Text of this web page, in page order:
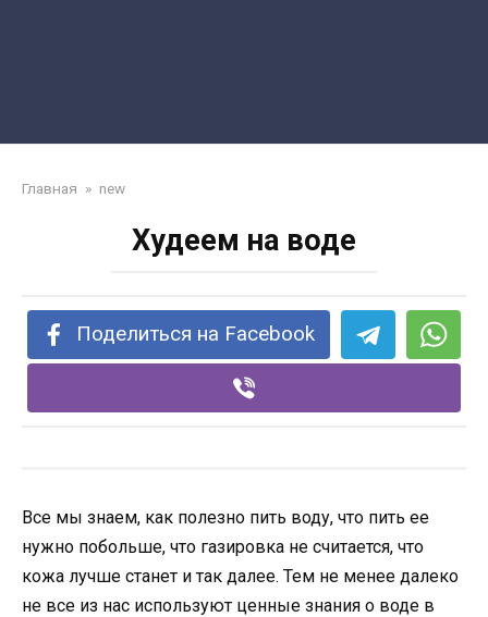
Главная » new
Худеем на воде
Поделиться на Facebook
Все мы знаем, как полезно пить воду, что пить ее
нужно побольше, что газировка не считается, что
кожа лучше станет и так далее. Тем не менее далеко
не все из нас используют ценные знания о воде в